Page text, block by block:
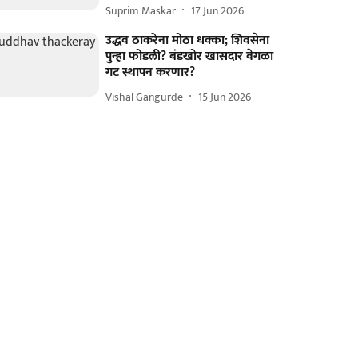
Suprim Maskar 17 Jun 2026
उद्धव ठाकरेंना मोठा धक्का; शिवसेना
पुन्हा फोडली? बंडखोर खासदार वेगळा
गट स्थापन करणार?
Vishal Gangurde 15 Jun 2026